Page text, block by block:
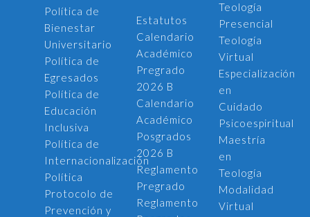
Política de
Bienestar
Universitario
Política de
Egresados
Política de
Educación
Inclusiva
Política de
Internacionalización
Política
Protocolo de
Prevención y
Estatutos
Calendario
Académico
Pregrado
2026 B
Calendario
Académico
Posgrados
2026 B
Reglamento
Pregrado
Reglamento
Teología
Presencial
Teología
Virtual
Especialización
en
Cuidado
Psicoespiritual
Maestría
en
Teología
Modalidad
Virtual